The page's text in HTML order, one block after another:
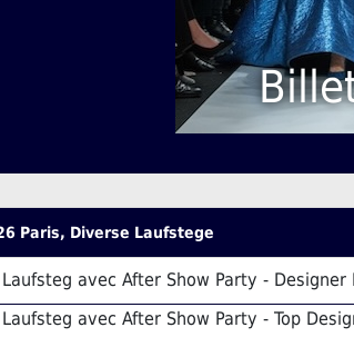
Paris, Diverse Laufstege
avec After Show Party - Designer
avec After Show Party - Top